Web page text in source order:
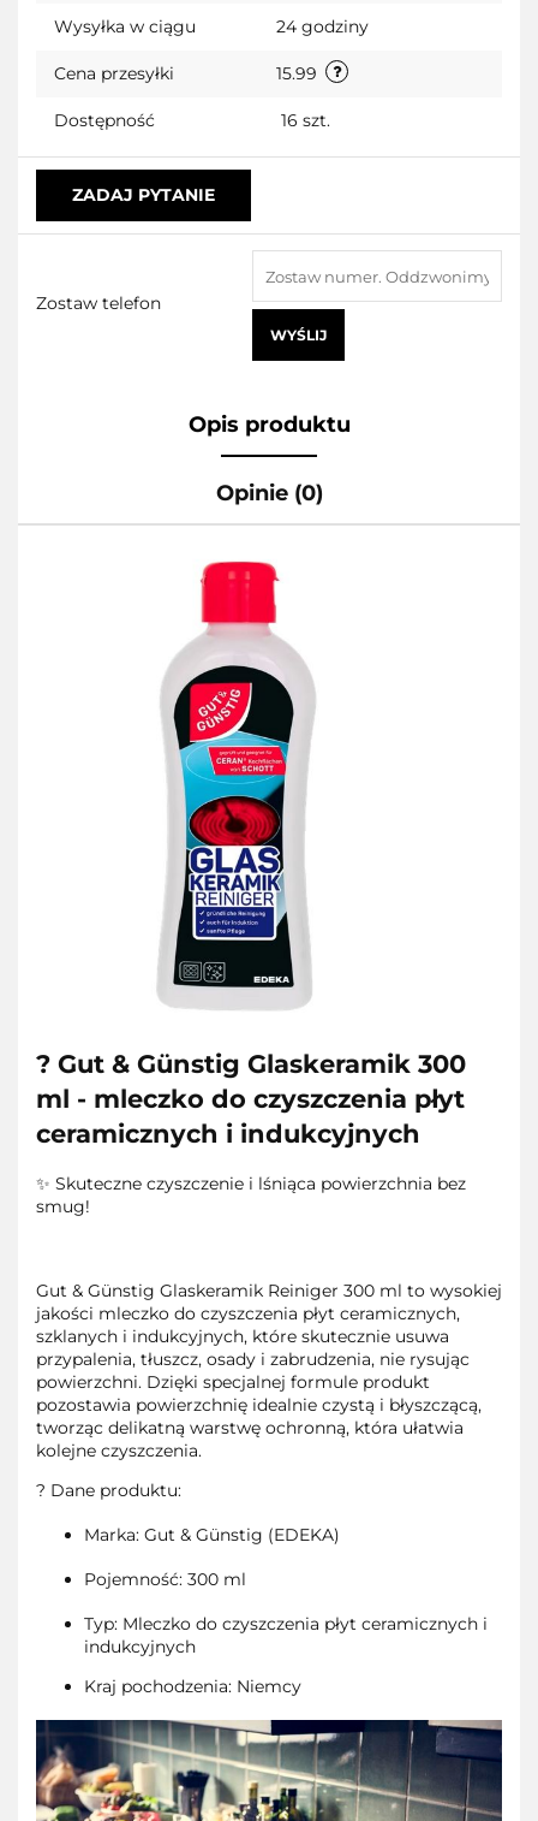
Wysyłka w ciągu 24 godziny
Cena przesyłki 15.99
Dostępność 16 szt.
ZADAJ PYTANIE
Zostaw telefon
WYŚLIJ
Opis produktu
Opinie (0)
? Gut & Günstig Glaskeramik 300
ml - mleczko do czyszczenia płyt
ceramicznych i indukcyjnych
✨ Skuteczne czyszczenie i lśniąca powierzchnia bez
smug!
Gut & Günstig Glaskeramik Reiniger 300 ml to wysokiej
jakości mleczko do czyszczenia płyt ceramicznych,
szklanych i indukcyjnych, które skutecznie usuwa
przypalenia, tłuszcz, osady i zabrudzenia, nie rysując
powierzchni. Dzięki specjalnej formule produkt
pozostawia powierzchnię idealnie czystą i błyszczącą,
tworząc delikatną warstwę ochronną, która ułatwia
kolejne czyszczenia.
? Dane produktu:
Marka: Gut & Günstig (EDEKA)
Pojemność: 300 ml
Typ: Mleczko do czyszczenia płyt ceramicznych i
indukcyjnych
Kraj pochodzenia: Niemcy